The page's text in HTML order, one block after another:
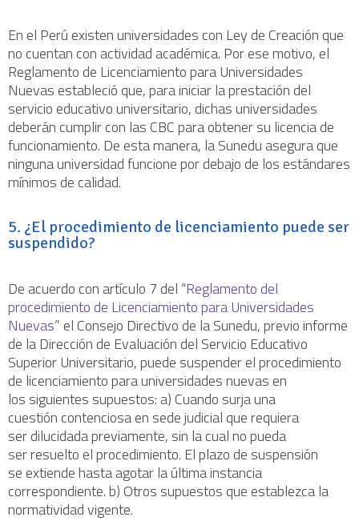
En el Perú existen universidades con Ley de Creación que
no cuentan con actividad académica. Por ese motivo, el
Reglamento de Licenciamiento para Universidades
Nuevas estableció que, para iniciar la prestación del
servicio educativo universitario, dichas universidades
deberán cumplir con las CBC para obtener su licencia de
funcionamiento. De esta manera, la Sunedu asegura que
ninguna universidad funcione por debajo de los estándares
mínimos de calidad.
5. ¿El procedimiento de licenciamiento puede ser
suspendido?
De acuerdo con artículo 7 del “Reglamento del
procedimiento de Licenciamiento para Universidades
Nuevas” el Consejo Directivo de la Sunedu, previo informe
de la Dirección de Evaluación del Servicio Educativo
Superior Universitario, puede suspender el procedimiento
de licenciamiento para universidades nuevas en
los siguientes supuestos: a) Cuando surja una
cuestión contenciosa en sede judicial que requiera
ser dilucidada previamente, sin la cual no pueda
ser resuelto el procedimiento. El plazo de suspensión
se extiende hasta agotar la última instancia
correspondiente. b) Otros supuestos que establezca la
normatividad vigente.